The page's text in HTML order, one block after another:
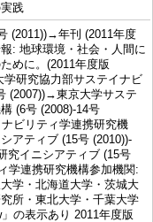
践
(2011))→年刊 (2011年度
: 地球環境・社会・人間に
めに。(2011年度版
研究協力部サステイナビ
(2007))→東京大学サステ
(6号 (2008)-14号
ビリティ学連携研究機
アティブ (15号 (2010))-
究イニシアティブ (15号
学連携研究機構参加機関:
学・北海道大学・茨城大
所・東北大学・千葉大学
の表示あり 2011年度版